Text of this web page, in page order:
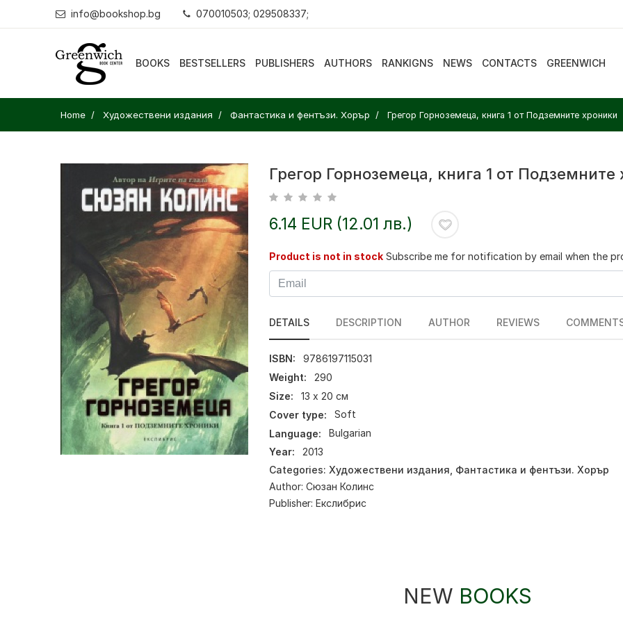
info@bookshop.bg 070010503; 029508337;
BOOKS BESTSELLERS PUBLISHERS AUTHORS RANKIGNS NEWS CONTACTS GREENWICH
Home Художествени издания Фантастика и фентъзи. Хорър Грегор Горноземеца, книга 1 от Подземните хроники
Грегор Горноземеца, книга 1 от Подземните
6.14 EUR (12.01 лв.)
Product is not in stock Subscribe me for notification by email when the
DETAILS DESCRIPTION AUTHOR REVIEWS
ISBN:
9786197115031
Weight:
290
Size:
13 х 20 см
Cover type:
Soft
Language:
Bulgarian
Year:
2013
Categories: Художествени издания Фантастика и фентъзи. Хорър
Author: Сюзан Колинс
Publisher: Екслибрис
NEW BOOKS